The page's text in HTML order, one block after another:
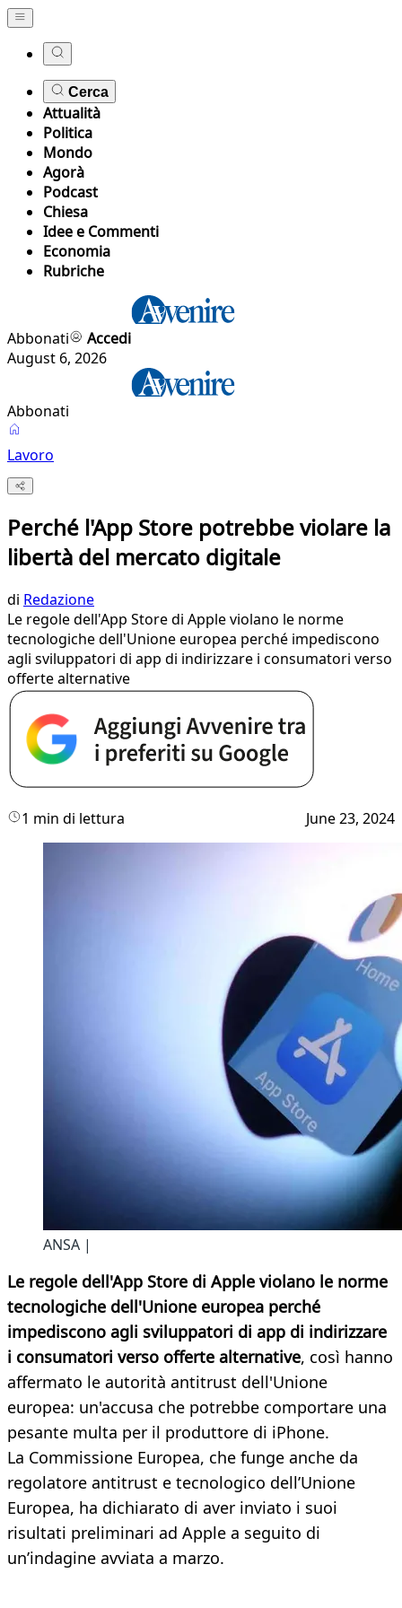
Cerca
Attualità
Politica
Mondo
Agorà
Podcast
Chiesa
Idee e Commenti
Economia
Rubriche
Abbonati
Accedi
August 6, 2026
Abbonati
Lavoro
Perché l'App Store potrebbe violare la
libertà del mercato digitale
di Redazione
Le regole dell'App Store di Apple violano le norme
tecnologiche dell'Unione europea perché impediscono
agli sviluppatori di app di indirizzare i consumatori verso
offerte alternative
1 min di lettura June 23, 2024
ANSA |
Le regole dell'App Store di Apple violano le norme
tecnologiche dell'Unione europea perché
impediscono agli sviluppatori di app di indirizzare
i consumatori verso offerte alternative, così hanno
affermato le autorità antitrust dell'Unione
europea: un'accusa che potrebbe comportare una
pesante multa per il produttore di iPhone.
La Commissione Europea, che funge anche da
regolatore antitrust e tecnologico dell’Unione
Europea, ha dichiarato di aver inviato i suoi
risultati preliminari ad Apple a seguito di
un’indagine avviata a marzo.